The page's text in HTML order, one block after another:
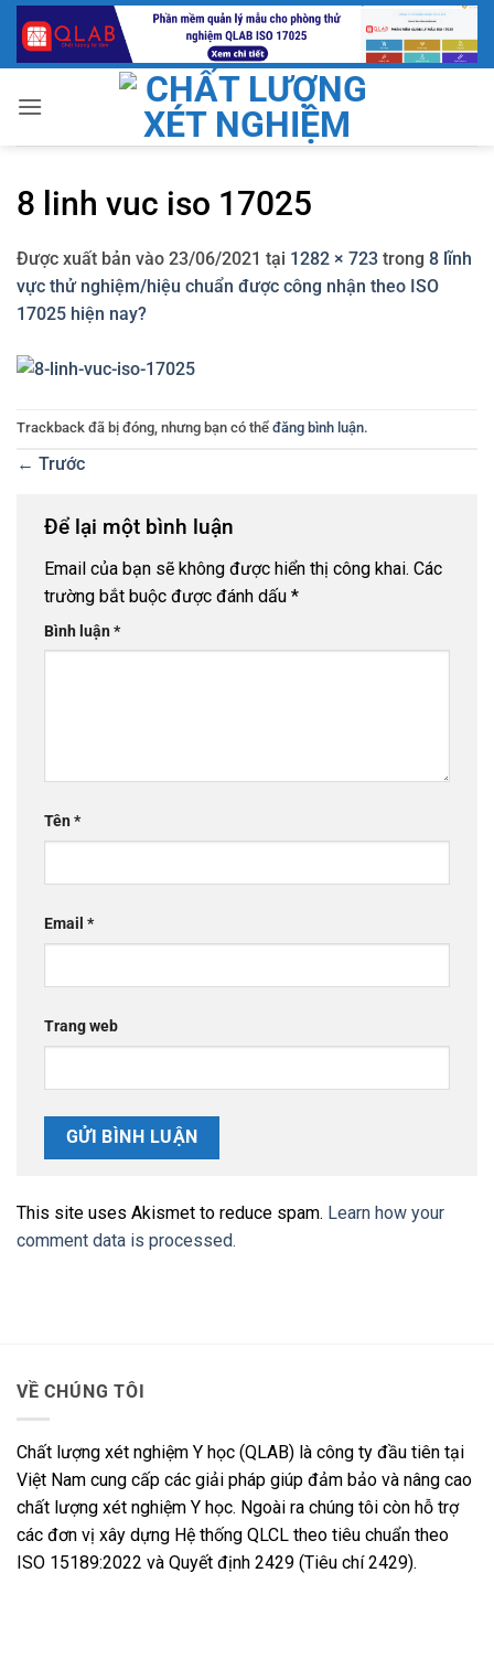
Bỏ
qua
nội
dung
8 linh vuc iso 17025
Được xuất bản vào 23/06/2021 tại 1282 × 723 trong 8 lĩnh
vực thử nghiệm/hiệu chuẩn được công nhận theo ISO
17025 hiện nay?
Trackback đã bị đóng, nhưng bạn có thể đăng bình luận.
← Trước
Để lại một bình luận
Email của bạn sẽ không được hiển thị công khai. Các
trường bắt buộc được đánh dấu *
Bình luận*
Tên*
Email *
Trang web
This site uses Akismet to reduce spam. Learn how your
comment data is processed.
VỀ CHÚNG TÔI
Chất lượng xét nghiệm Y học (QLAB) là công ty đầu tiên tại
Việt Nam cung cấp các giải pháp giúp đảm bảo và nâng cao
chất lượng xét nghiệm Y học. Ngoài ra chúng tôi còn hỗ trợ
các đơn vị xây dựng Hệ thống QLCL theo tiêu chuẩn theo
ISO 15189:2022 và Quyết định 2429 (Tiêu chí 2429).